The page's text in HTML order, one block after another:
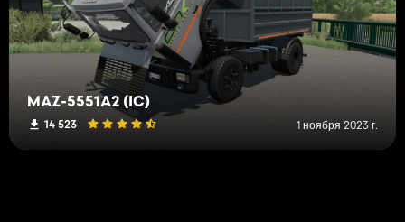
MAZ-5551A2 (IC)
14 523 1 ноября 2023 г.